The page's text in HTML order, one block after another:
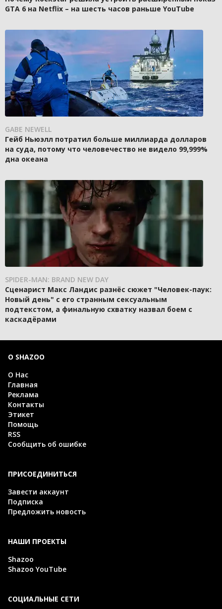
GTA 6 на Netflix – на шесть часов раньше YouTube
GABE NEWELL
Гейб Ньюэлл потратил больше миллиарда долларов
на суда, потому что человечество не видело 99,999%
дна океана
SPIDER-MAN: BRAND NEW DAY
Сценарист Макс Ландис разнёс сюжет "Человек-паук:
Новый день" с его странным сексуальным
подтекстом, а финальную схватку назвал боем с
каскадёрами
О SHAZOO
О Нас
Главная
Реклама
Контакты
Этикет
Помощь
RSS
Сообщить об ошибке
ПРИСОЕДИНИТЬСЯ
Завести аккаунт
Подписка
Предложить новость
НАШИ ПРОЕКТЫ
Shazoo
Shazoo YouTube
СОЦИАЛЬНЫЕ СЕТИ